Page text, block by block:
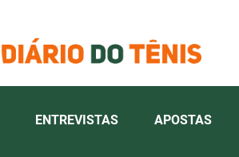
ENTREVISTAS APOSTAS